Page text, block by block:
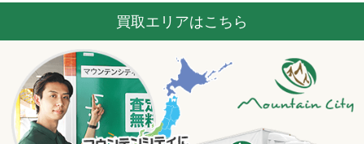
買取エリアはこちら